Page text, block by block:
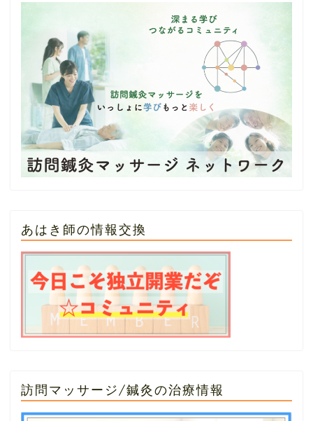
あはき師の情報交換
訪問マッサージ/鍼灸の治療情報